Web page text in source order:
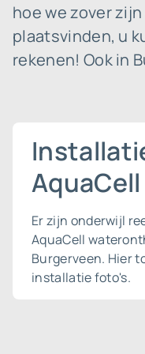
hoe we zover
plaatsvinden, u
rekenen! Ook in
Er zijn onderwijl
AquaCell
Burgerveen. Hier
installatie foto's.